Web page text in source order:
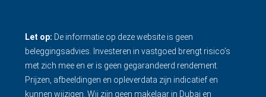
Let op: De informatie op deze website is geen
beleggingsadvies. Investeren in vastgoed brengt risico’s
met zich mee en er is geen gegarandeerd rendement.
Prijzen, afbeeldingen en opleverdata zijn indicatief en
kunnen wijzigen. Wij zijn geen makelaar in Dubai en